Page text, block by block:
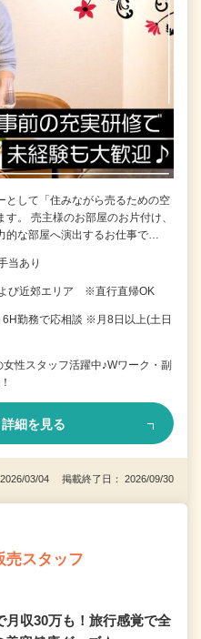
として「住みながら売るための空
。 売主様のお部屋のお片付け、
的な部屋へ演出するお仕事で…
当あり
び近郊エリア ※直行直帰OK
勤務で応相談 ※月8日以上(土日
性スタッフ活躍中♪Wワーク・副
詳細を見る
03/04 掲載終了日： 2026/09/30
売スタッフ
収30万も！旅行感覚で全